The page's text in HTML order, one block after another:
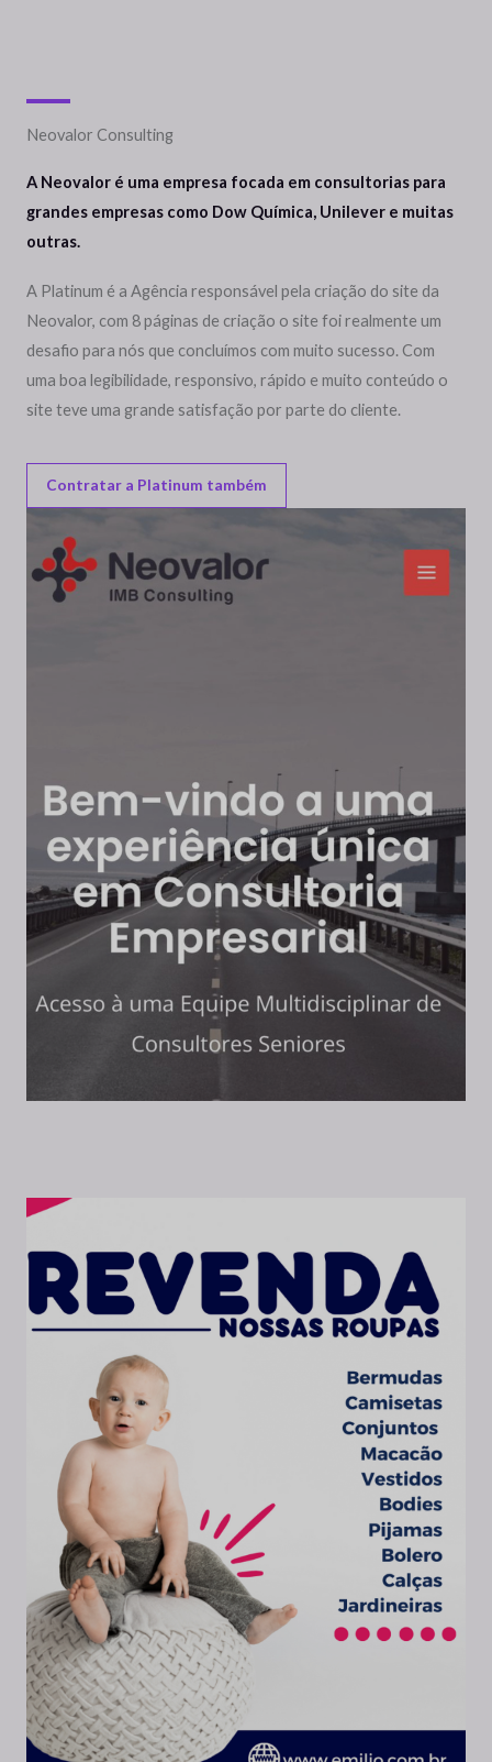
Neovalor Consulting
A Neovalor é uma empresa focada em consultorias para
grandes empresas como Dow Química, Unilever e muitas
outras.
A Platinum é a Agência responsável pela criação do site da
Neovalor, com 8 páginas de criação o site foi realmente um
desafio para nós que concluímos com muito sucesso. Com
uma boa legibilidade, responsivo, rápido e muito conteúdo o
site teve uma grande satisfação por parte do cliente.
Contratar a Platinum também